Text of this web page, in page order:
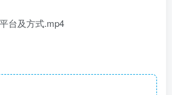
台及方式.mp4